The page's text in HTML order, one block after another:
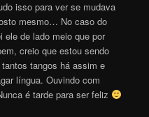
isso para ver se mudava
mesmo… No caso do
ele de lado meio que por
creio que estou sendo
tangos há assim e
língua. Ouvindo com
é tarde para ser feliz